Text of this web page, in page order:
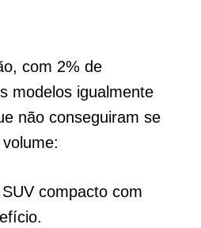
com 2% de
modelos igualmente
não conseguiram se
SUV compacto com